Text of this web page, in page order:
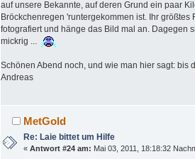
auf unsere Bekannte, auf deren Grund ein paar
Bröckchenregen 'runtergekommen ist. Ihr größtes
fotografiert und hänge das Bild mal an. Dagegen
mickrig ...
Schönen Abend noch, und wie man hier sagt: bis
Andreas
MetGold
Re: Laie bittet um Hilfe
«Antwort #24 am: Mai 03, 2011, 18:18:32